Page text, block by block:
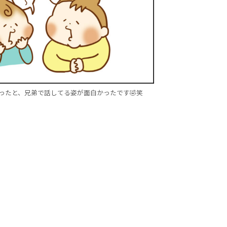
たと、兄弟で話してる姿が面白かったです🤣笑